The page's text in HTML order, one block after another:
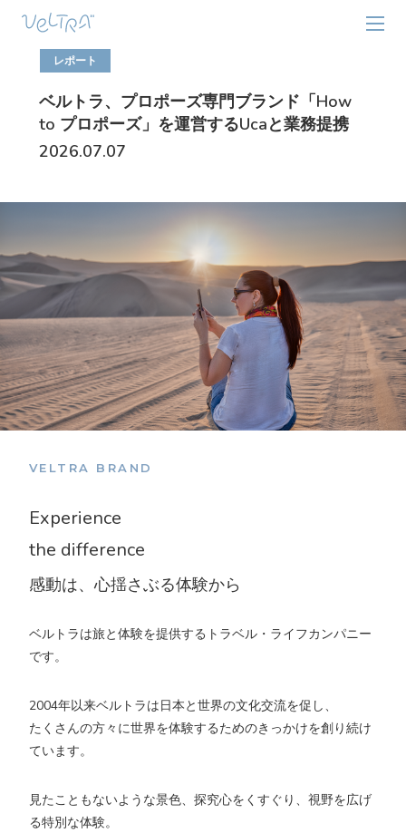
チケットのウェブ販売を開始
2026.07.13
レポート
ベルトラ、プロポーズ専門ブランド「How
to プロポーズ」を運営するUcaと業務提携
2026.07.07
VELTRA BRAND
Experience
the difference
感動は、心揺さぶる体験から
ベルトラは旅と体験を提供するトラベル・ライフカンパニー
です。
2004年以来ベルトラは日本と世界の文化交流を促し、
たくさんの方々に世界を体験するためのきっかけを創り続け
ています。
見たこともないような景色、探究心をくすぐり、視野を広げ
る特別な体験。